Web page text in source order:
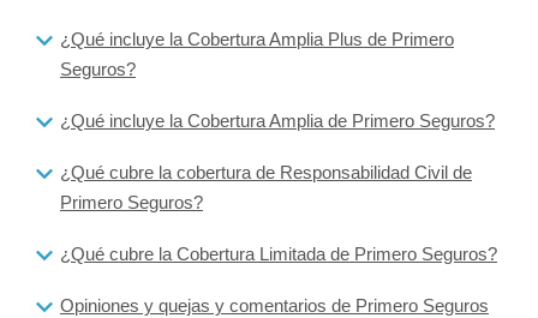
¿Qué incluye la Cobertura Amplia Plus de Primero
Seguros?
¿Qué incluye la Cobertura Amplia de Primero Seguros?
¿Qué cubre la cobertura de Responsabilidad Civil de
Primero Seguros?
¿Qué cubre la Cobertura Limitada de Primero Seguros?
Opiniones y quejas y comentarios de Primero Seguros